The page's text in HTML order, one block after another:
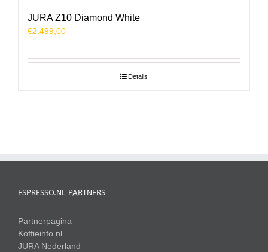
JURA Z10 Diamond White
€2.499,00
Details
ESPRESSO.NL PARTNERS
Partnerpagina
Koffieinfo.nl
JURA Nederland